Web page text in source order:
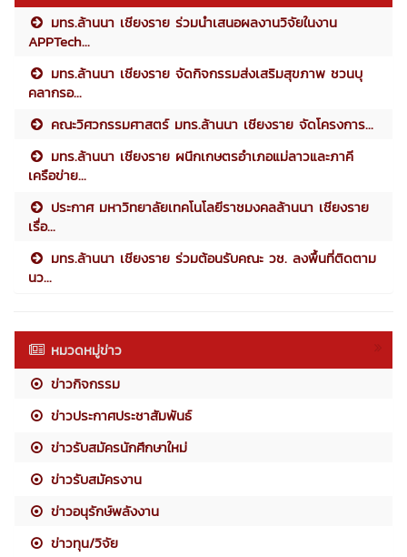
มทร.ล้านนา เชียงราย ร่วมนำเสนอผลงานวิจัยในงาน
APPTech...
มทร.ล้านนา เชียงราย จัดกิจกรรมส่งเสริมสุขภาพ ชวนบุ
คลากรอ...
คณะวิศวกรรมศาสตร์ มทร.ล้านนา เชียงราย จัดโครงการ...
มทร.ล้านนา เชียงราย ผนึกเกษตรอำเภอแม่ลาวและภาคี
เครือข่าย...
ประกาศ มหาวิทยาลัยเทคโนโลยีราชมงคลล้านนา เชียงราย
เรื่อ...
มทร.ล้านนา เชียงราย ร่วมต้อนรับคณะ วช. ลงพื้นที่ติดตาม
นว...
หมวดหมู่ข่าว
ข่าวกิจกรรม
ข่าวประกาศประชาสัมพันธ์
ข่าวรับสมัครนักศึกษาใหม่
ข่าวรับสมัครงาน
ข่าวอนุรักษ์พลังงาน
ข่าวทุน/วิจัย